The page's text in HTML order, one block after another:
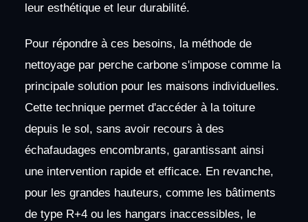
leur esthétique et leur durabilité.
Pour répondre à ces besoins, la méthode de
nettoyage par perche carbone s'impose comme la
principale solution pour les maisons individuelles.
Cette technique permet d'accéder à la toiture
depuis le sol, sans avoir recours à des
échafaudages encombrants, garantissant ainsi
une intervention rapide et efficace. En revanche,
pour les grandes hauteurs, comme les bâtiments
de type R+4 ou les hangars inaccessibles, le